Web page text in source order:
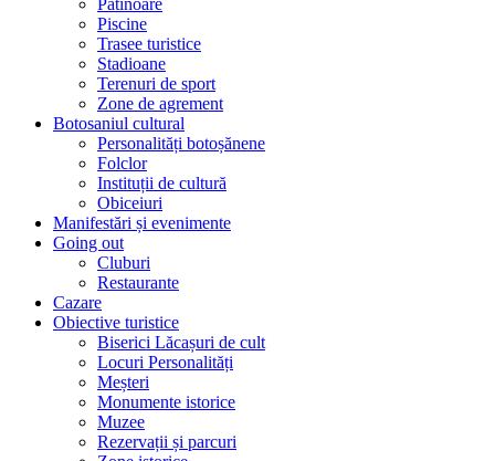
Piscine
Trasee turistice
Stadioane
Terenuri de sport
Zone de agrement
Botosaniul cultural
Personalități botoșănene
Folclor
Instituții de cultură
Obiceiuri
Manifestări și evenimente
Going out
Cluburi
Restaurante
Cazare
Obiective turistice
Biserici Lăcașuri de cult
Locuri Personalități
Meșteri
Monumente istorice
Muzee
Rezervații și parcuri